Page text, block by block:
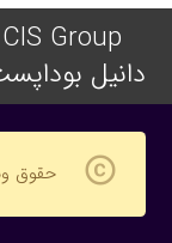
دانیل بوداپست
copyright حقوق